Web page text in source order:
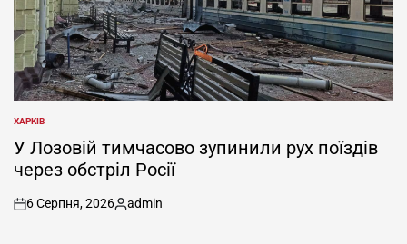
ОПУБЛІКУВАТИ
У
ХАРКІВ
У Лозовій тимчасово зупинили рух поїздів
через обстріл Росії
on
6 Серпня, 2026
Опубліковано
admin